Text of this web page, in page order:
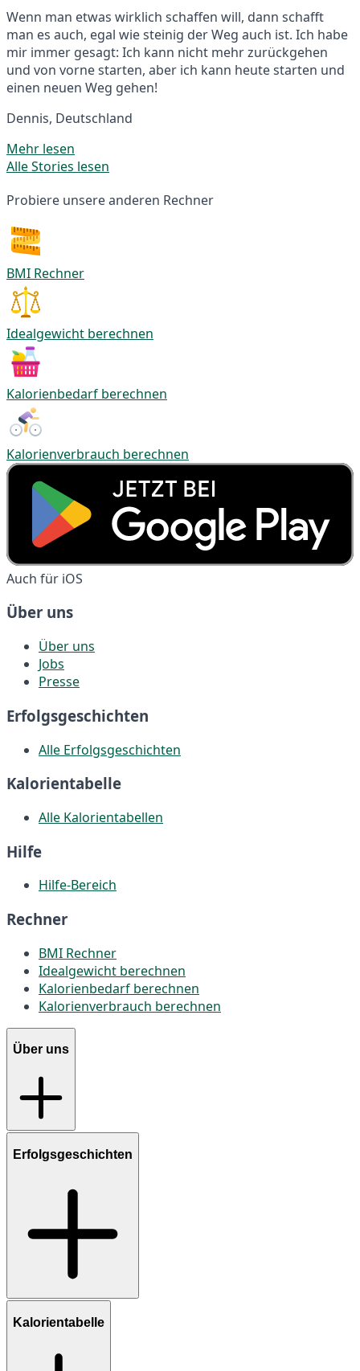
Wenn man etwas wirklich schaffen will, dann schafft
man es auch, egal wie steinig der Weg auch ist. Ich habe
mir immer gesagt: Ich kann nicht mehr zurückgehen
und von vorne starten, aber ich kann heute starten und
einen neuen Weg gehen!
Dennis, Deutschland
Mehr lesen
Alle Stories lesen
Probiere unsere anderen Rechner
BMI Rechner
Idealgewicht berechnen
Kalorienbedarf berechnen
Kalorienverbrauch berechnen
Auch für iOS
Über uns
Über uns
Jobs
Presse
Erfolgsgeschichten
Alle Erfolgsgeschichten
Kalorientabelle
Alle Kalorientabellen
Hilfe
Hilfe-Bereich
Rechner
BMI Rechner
Idealgewicht berechnen
Kalorienbedarf berechnen
Kalorienverbrauch berechnen
Über uns
Erfolgsgeschichten
Kalorientabelle